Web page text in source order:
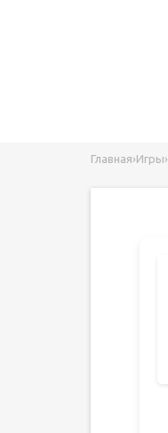
Главная›Игры›